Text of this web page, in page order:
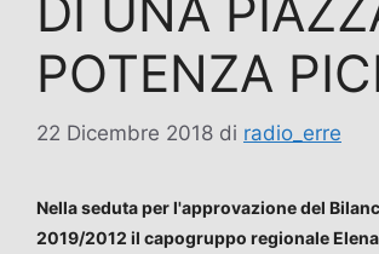
DI UNA
POTENZA
22 Dicembre 2018 di radio_erre
Nella seduta per l'approvazione del
2019/2012 il capogruppo regionale